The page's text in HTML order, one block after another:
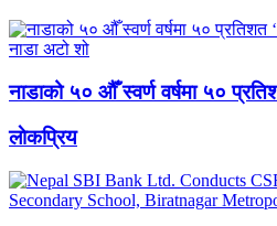
नाडाको ५० औँ स्वर्ण वर्षमा ५०
लाेकप्रिय